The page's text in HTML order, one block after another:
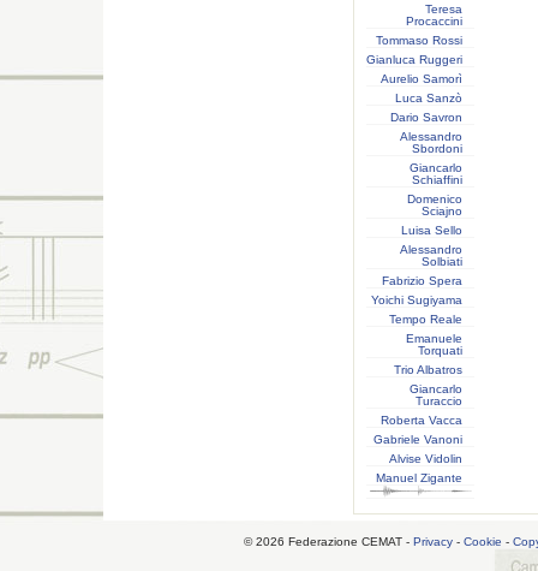
Teresa
Procaccini
Tommaso Rossi
Gianluca Ruggeri
Aurelio Samorì
Luca Sanzò
Dario Savron
Alessandro
Sbordoni
Giancarlo
Schiaffini
Domenico
Sciajno
Luisa Sello
Alessandro
Solbiati
Fabrizio Spera
Yoichi Sugiyama
Tempo Reale
Emanuele
Torquati
Trio Albatros
Giancarlo
Turaccio
Roberta Vacca
Gabriele Vanoni
Alvise Vidolin
Manuel Zigante
© 2026 Federazione CEMAT - Privacy - Cookie -